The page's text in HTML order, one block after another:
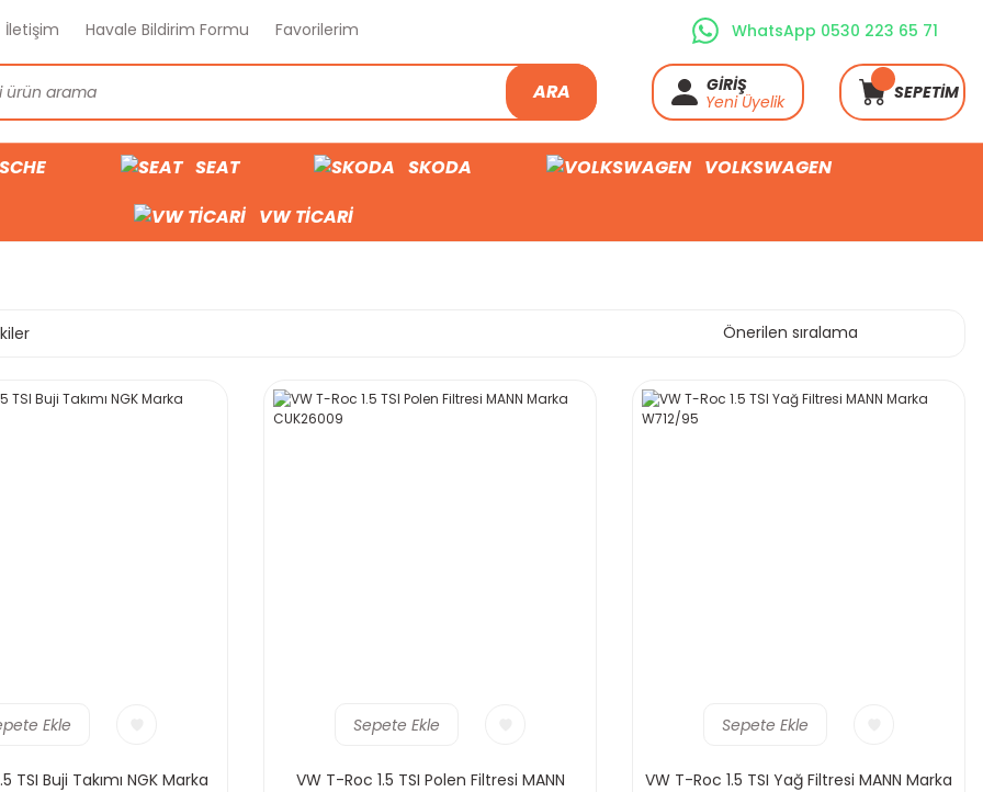
İletişim Havale Bildirim Formu Favorilerim
ARA
WhatsApp 0530 223 65 71
GİRİŞ
Yeni Üyelik
SEPETİM
SEAT SKODA
VOLKSWAGEN
VW TİCARİ
Ekle
TSI Buji Takımı NGK Marka
Sepete Ekle
VW T-Roc 1.5 TSI Polen Filtresi MANN
Sepete Ekle
VW T-Roc 1.5 TSI Yağ Filtresi MANN Marka